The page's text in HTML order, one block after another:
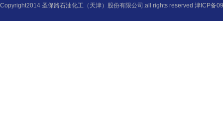
Copyright2014 圣保路石油化工（天津）股份有限公司.all rights reserved 津ICP备